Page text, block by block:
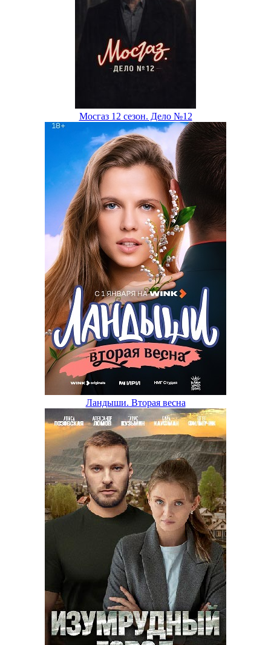
Мосгаз 12 сезон. Дело №12
Ландыши. Вторая весна